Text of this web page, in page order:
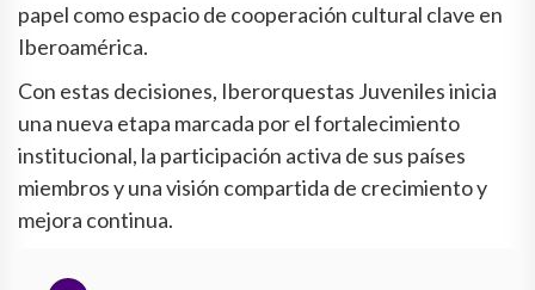
papel como espacio de cooperación cultural clave en
Iberoamérica.
Con estas decisiones, Iberorquestas Juveniles inicia
una nueva etapa marcada por el fortalecimiento
institucional, la participación activa de sus países
miembros y una visión compartida de crecimiento y
mejora continua.